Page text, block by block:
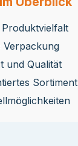
Produktvielfalt
Verpackung
und Qualität
Sortiment